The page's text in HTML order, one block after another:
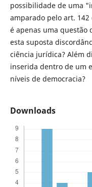
possibilidade de uma
amparado pelo art. 142
é apenas uma questão
esta suposta
ciência jurídica? Além
inserida dentro de um
níveis de democracia?
Downloads